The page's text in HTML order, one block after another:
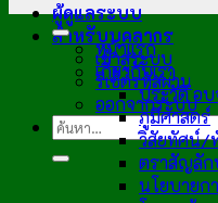
ผู้ดูแลระบบ
สำหรับบุคลากร
เข้าสู่ระบบ
รีเซ็ตรหัสผ่าน
ออกจากระบบ
หน้าแรก
เกี่ยวกับเรา
ประวัติ อ
ภูมิศาสตร์
วิสัยทัศน์/
ตราสัญลั
นโยบายก